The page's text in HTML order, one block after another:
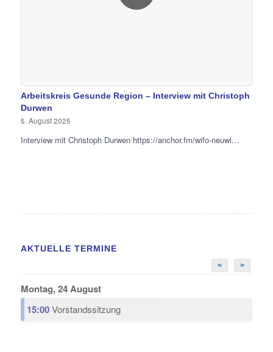
Arbeitskreis Gesunde Region – Interview mit Christoph
Durwen
5. August 2025
Interview mit Christoph Durwen https://anchor.fm/wifo-neuwi…
AKTUELLE TERMINE
< >
Montag, 24 August
15:00Vorstandssitzung